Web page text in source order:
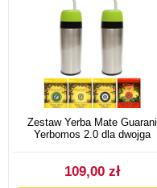
Zestaw Yerba Mate Guarani
Yerbomos 2.0 dla dwojga
109,00 zł